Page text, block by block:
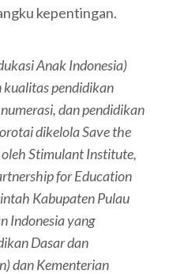
kepentingan.
Anak Indonesia)
pendidikan
dan pendidikan
dikelola Save the
Stimulant Institute,
for Education
Kabupaten Pulau
Indonesia yang
Dasar dan
dan Kementerian